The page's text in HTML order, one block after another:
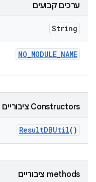
ערכים קבועים
String
NO_MODULE_NAME
‫Constructors ציבוריים
ResultDBUtil()
‫methods ציבוריים